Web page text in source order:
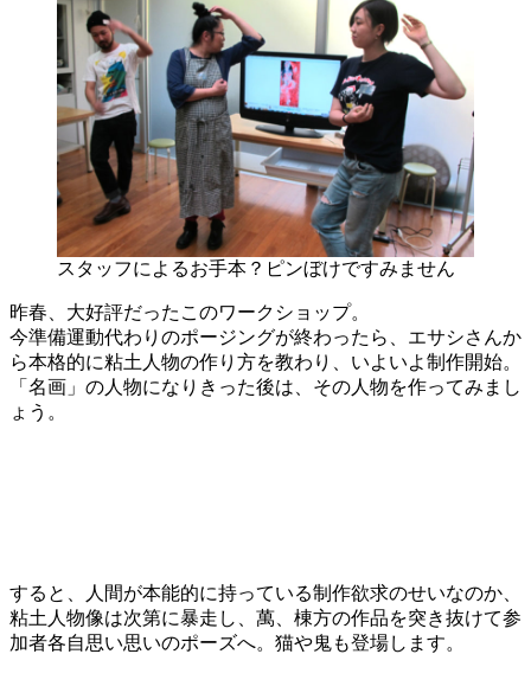
スタッフによるお手本？ピンぼけですみません
昨春、大好評だったこのワークショップ。
今準備運動代わりのポージングが終わったら、エサシさんか
ら本格的に粘土人物の作り方を教わり、いよいよ制作開始。
「名画」の人物になりきった後は、その人物を作ってみまし
ょう。
すると、人間が本能的に持っている制作欲求のせいなのか、
粘土人物像は次第に暴走し、萬、棟方の作品を突き抜けて参
加者各自思い思いのポーズへ。猫や鬼も登場します。